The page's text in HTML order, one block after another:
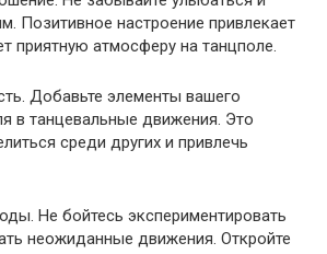
Позитивное настроение привлекает
приятную атмосферу на танцполе.
Добавьте элементы вашего
в танцевальные движения. Это
среди других и привлечь
Не бойтесь экспериментировать
неожиданные движения. Откройте